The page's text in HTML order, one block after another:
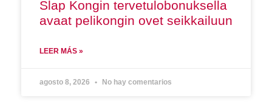
Slap Kongin tervetulobonuksella
avaat pelikongin ovet seikkailuun
LEER MÁS »
agosto 8, 2026 No hay comentarios